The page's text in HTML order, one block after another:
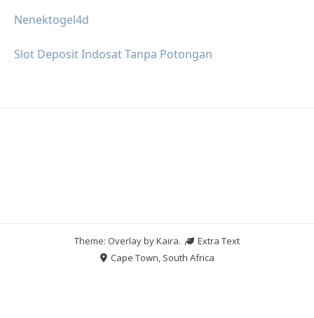
Nenektogel4d
Slot Deposit Indosat Tanpa Potongan
Theme: Overlay byKaira.
Extra Text
Cape Town, South Africa